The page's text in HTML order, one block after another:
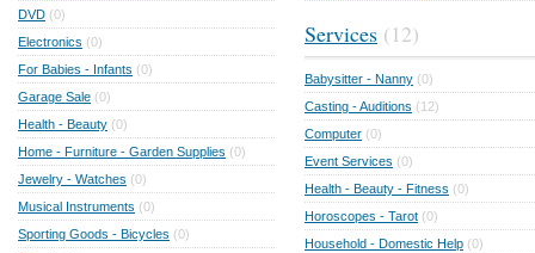
DVD (0)
Electronics (0)
For Babies - Infants (0)
Garage Sale (0)
Health - Beauty (0)
Home - Furniture - Garden Supplies (0)
Jewelry - Watches (0)
Musical Instruments (0)
Sporting Goods - Bicycles (0)
Services (12)
Babysitter - Nanny (0)
Casting - Auditions (12)
Computer (0)
Event Services (0)
Health - Beauty - Fitness (0)
Horoscopes - Tarot (0)
Household - Domestic Help (0)